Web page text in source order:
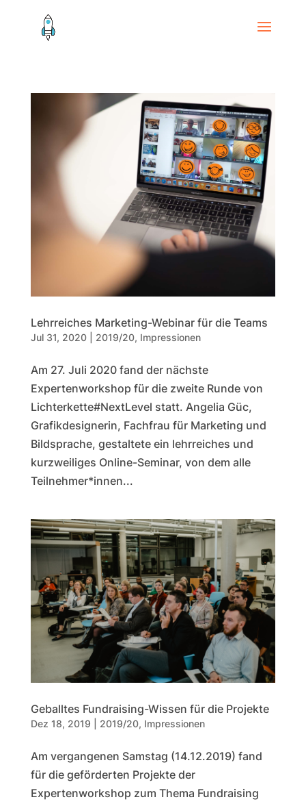
Lehrreiches Marketing-Webinar für die Teams
Jul 31, 2020| 2019/20, Impressionen
Am 27. Juli 2020 fand der nächste
Expertenworkshop für die zweite Runde von
Lichterkette#NextLevel statt. Angelia Güc,
Grafikdesignerin, Fachfrau für Marketing und
Bildsprache, gestaltete ein lehrreiches und
kurzweiliges Online-Seminar, von dem alle
Teilnehmer*innen...
Geballtes Fundraising-Wissen für die Projekte
Dez 18, 2019 2019/20, Impressionen
Am vergangenen Samstag (14.12.2019) fand
für die geförderten Projekte der
Expertenworkshop zum Thema Fundraising